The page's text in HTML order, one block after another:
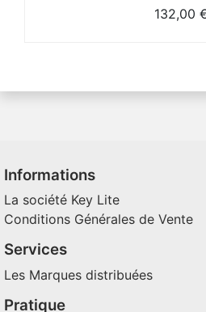
132,00
Informations
La société Key Lite
Conditions Générales de Vente
Services
Les Marques distribuées
Pratique